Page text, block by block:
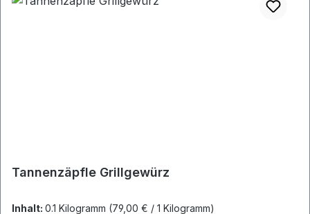
Tannenzäpfle Grillgewürz
Inhalt: 0.1 Kilogramm (79,00 € / 1 Kilogramm)